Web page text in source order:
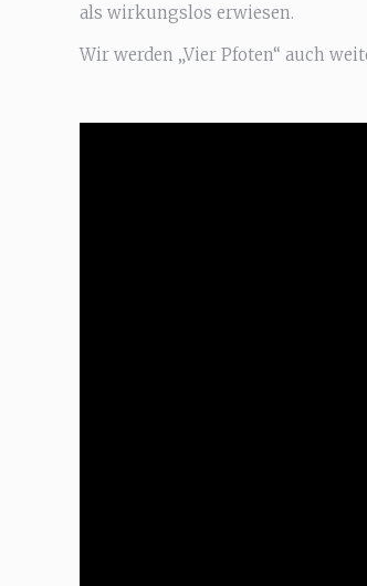
als wirkungslos erwiesen.
Wir werden „Vier Pfoten“ auch